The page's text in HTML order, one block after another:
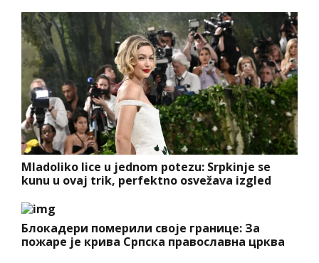
Mladoliko lice u jednom potezu: Srpkinje se
kunu u ovaj trik, perfektno osvežava izgled
Блокадери померили своје границе: За
пожаре је крива Српска православна црква